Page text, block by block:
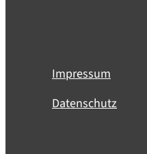
Impressum
Datenschutz